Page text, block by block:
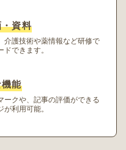
・資料
介護技術や薬情報など研修で
できます。
機能
ークや、記事の評価ができる
利用可能。